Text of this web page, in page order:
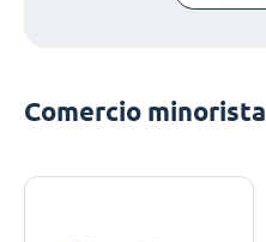
Comercio minorista